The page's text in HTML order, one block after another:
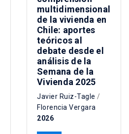
multidimensional
de la vivienda en
Chile: aportes
teóricos al
debate desde el
análisis de la
Semana de la
Vivienda 2025
Javier Ruiz-Tagle /
Florencia Vergara
2026